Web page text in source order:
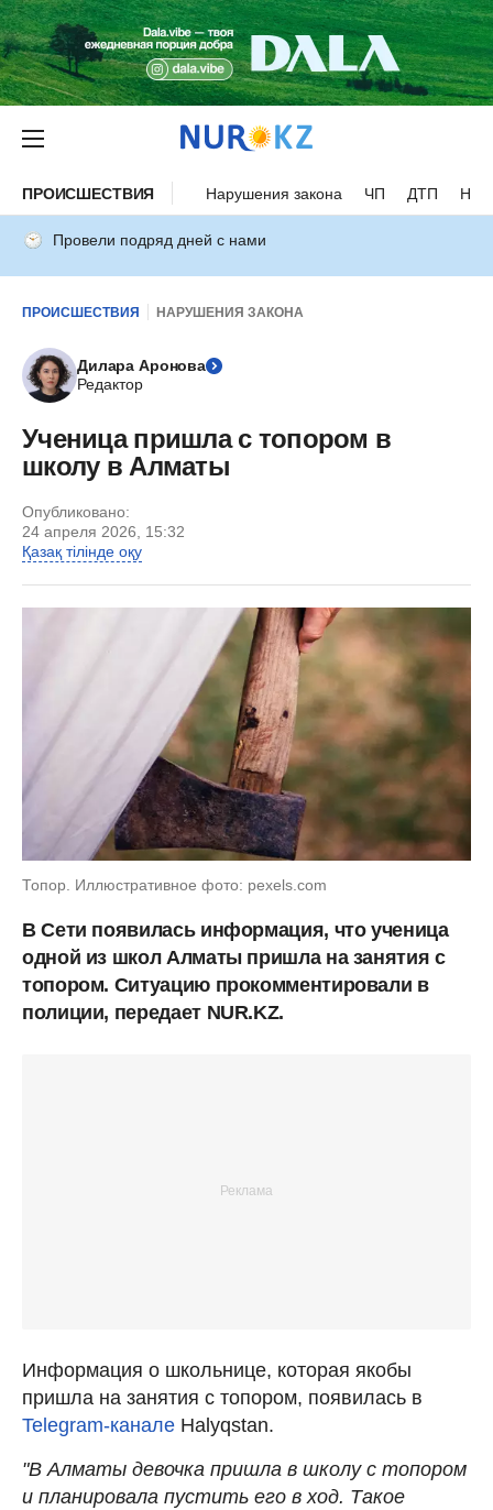
ПРОИСШЕСТВИЯ Нарушения закона ЧП ДТП
Провели подряд дней с нами
ПРОИСШЕСТВИЯ НАРУШЕНИЯ ЗАКОНА
Дилара Аронова
Редактор
Ученица пришла с топором в
школу в Алматы
Опубликовано:
24 апреля 2026, 15:32
Қазақ тілінде оқу
Топор. Иллюстративное фото: pexels.com
В Сети появилась информация, что ученица
одной из школ Алматы пришла на занятия с
топором. Ситуацию прокомментировали в
полиции, передает NUR.KZ.
Информация о школьнице, которая якобы
пришла на занятия с топором, появилась в
Telegram-канале Halyqstan.
"В Алматы девочка пришла в школу с топором
и планировала пустить его в ход. Такое